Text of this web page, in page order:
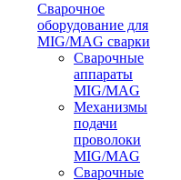
Сварочное
оборудование для
MIG/MAG сварки
Сварочные
аппараты
MIG/MAG
Механизмы
подачи
проволоки
MIG/MAG
Сварочные